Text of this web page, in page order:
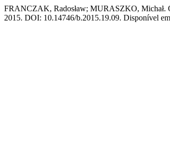
FRANCZAK, Radosław; MURASZKO, Michał.
2015. DOI: 10.14746/b.2015.19.09. Disponível